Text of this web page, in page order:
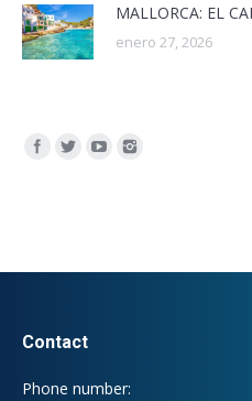
MALLORCA: EL
enero 27, 2026
Encuéntranos en:
Contact
Phone number: